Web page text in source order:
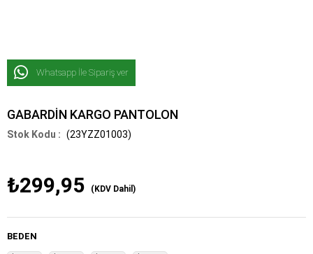
Whatsapp İle Sipariş ver
GABARDİN KARGO PANTOLON
(23YZZ01003)
₺299,95 (KDV Dahil)
BEDEN